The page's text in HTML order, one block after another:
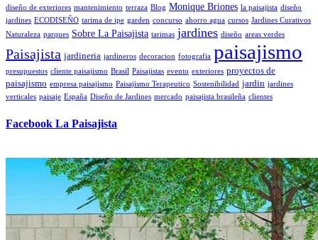
diseño de exteriores mantenimiento terraza Blog Monique Briones la paisajista diseño
jardines ECODISEÑO tarima de ipe garden concurso ahorro agua cursos Jardines Curativos
Naturaleza parques Sobre La Paisajista tarimas jardines diseño areas verdes
Paisajista jardineria jardineros decoracion fotografia paisajismo
presupuestos cliente paisajismo Brasil Paisajistas evento exteriores proyectos de
paisajismo empresa paisajismo Paisajismo Terapeutico Sostenibilidad jardin jardines
verticales paisaje España Diseño de Jardines mercado paisajista brasileña clientes
Facebook La Paisajista